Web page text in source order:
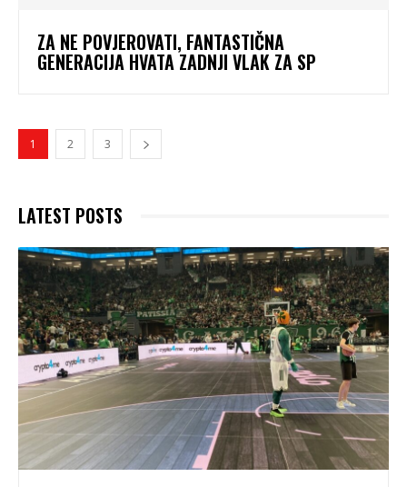
ZA NE POVJEROVATI, FANTASTIČNA
GENERACIJA HVATA ZADNJI VLAK ZA SP
1 2 3
LATEST POSTS